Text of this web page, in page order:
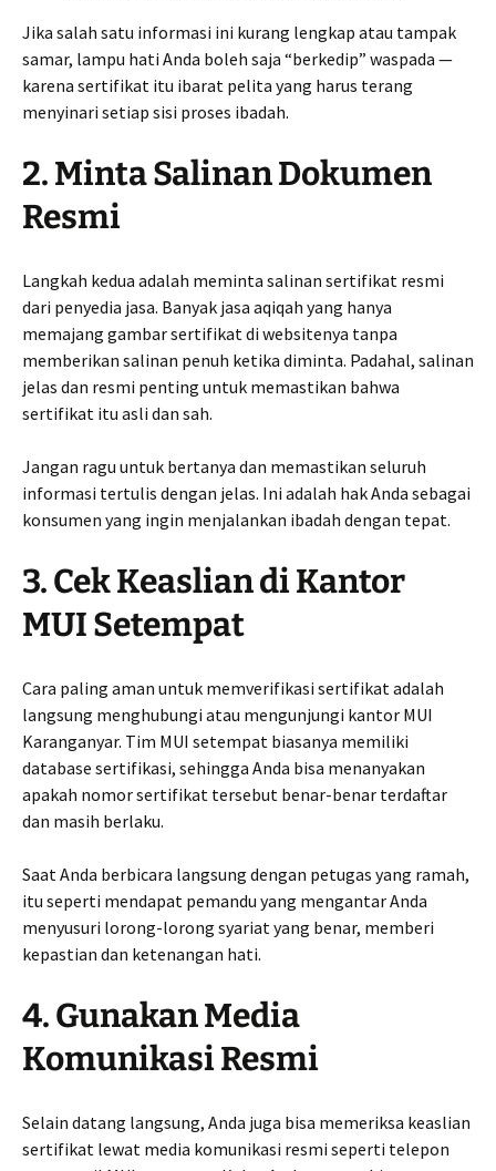
Jika salah satu informasi ini kurang lengkap atau tampak
samar, lampu hati Anda boleh saja “berkedip” waspada —
karena sertifikat itu ibarat pelita yang harus terang
menyinari setiap sisi proses ibadah.
2. Minta Salinan Dokumen
Resmi
Langkah kedua adalah meminta salinan sertifikat resmi
dari penyedia jasa. Banyak jasa aqiqah yang hanya
memajang gambar sertifikat di websitenya tanpa
memberikan salinan penuh ketika diminta. Padahal, salinan
jelas dan resmi penting untuk memastikan bahwa
sertifikat itu asli dan sah.
Jangan ragu untuk bertanya dan memastikan seluruh
informasi tertulis dengan jelas. Ini adalah hak Anda sebagai
konsumen yang ingin menjalankan ibadah dengan tepat.
3. Cek Keaslian di Kantor
MUI Setempat
Cara paling aman untuk memverifikasi sertifikat adalah
langsung menghubungi atau mengunjungi kantor MUI
Karanganyar. Tim MUI setempat biasanya memiliki
database sertifikasi, sehingga Anda bisa menanyakan
apakah nomor sertifikat tersebut benar-benar terdaftar
dan masih berlaku.
Saat Anda berbicara langsung dengan petugas yang ramah,
itu seperti mendapat pemandu yang mengantar Anda
menyusuri lorong-lorong syariat yang benar, memberi
kepastian dan ketenangan hati.
4. Gunakan Media
Komunikasi Resmi
Selain datang langsung, Anda juga bisa memeriksa keaslian
sertifikat lewat media komunikasi resmi seperti telepon